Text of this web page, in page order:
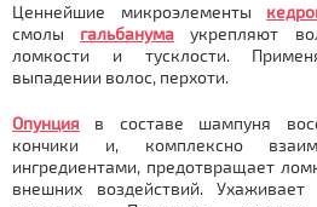
Ценнейшие микроэлементы
смолы гальбанума укрепляют
ломкости и тусклости.
выпадении волос, перхоти.
Опунция в составе шампуня
кончики и, комплексно
ингредиентами, предотвращает
внешних воздействий.